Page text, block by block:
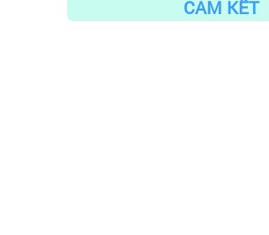
CAM KẾT